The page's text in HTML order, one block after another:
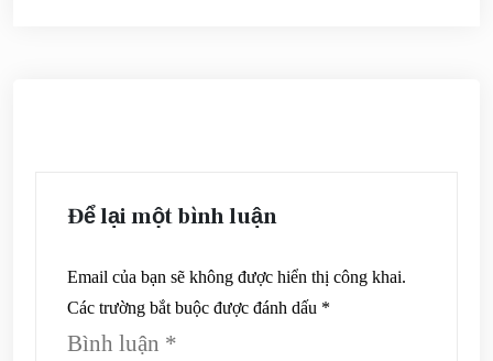
Để lại một bình luận
Email của bạn sẽ không được hiển thị công khai.
Các trường bắt buộc được đánh dấu *
Bình luận *